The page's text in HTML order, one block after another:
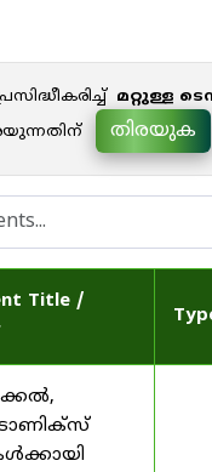
മറ്റുള്ള
തിരയുക
Title /